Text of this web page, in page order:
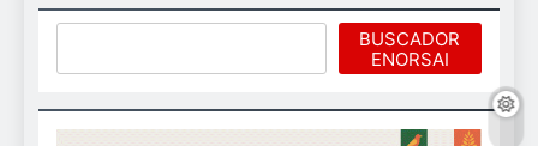
BUSCADOR
ENORSAI